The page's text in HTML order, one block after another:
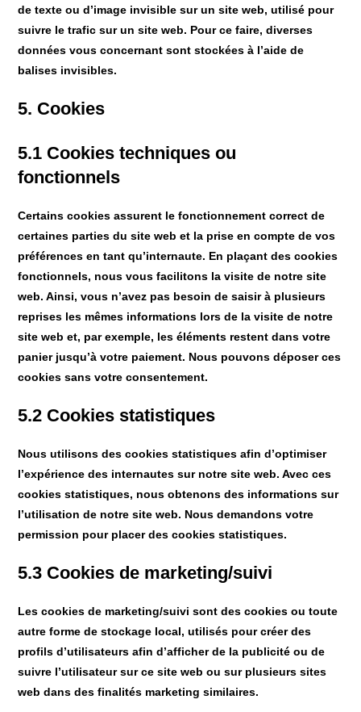
de texte ou d’image invisible sur un site web, utilisé pour
suivre le trafic sur un site web. Pour ce faire, diverses
données vous concernant sont stockées à l’aide de
balises invisibles.
5. Cookies
5.1 Cookies techniques ou
fonctionnels
Certains cookies assurent le fonctionnement correct de
certaines parties du site web et la prise en compte de vos
préférences en tant qu’internaute. En plaçant des cookies
fonctionnels, nous vous facilitons la visite de notre site
web. Ainsi, vous n’avez pas besoin de saisir à plusieurs
reprises les mêmes informations lors de la visite de notre
site web et, par exemple, les éléments restent dans votre
panier jusqu’à votre paiement. Nous pouvons déposer ces
cookies sans votre consentement.
5.2 Cookies statistiques
Nous utilisons des cookies statistiques afin d’optimiser
l’expérience des internautes sur notre site web. Avec ces
cookies statistiques, nous obtenons des informations sur
l’utilisation de notre site web. Nous demandons votre
permission pour placer des cookies statistiques.
5.3 Cookies de marketing/suivi
Les cookies de marketing/suivi sont des cookies ou toute
autre forme de stockage local, utilisés pour créer des
profils d’utilisateurs afin d’afficher de la publicité ou de
suivre l’utilisateur sur ce site web ou sur plusieurs sites
web dans des finalités marketing similaires.